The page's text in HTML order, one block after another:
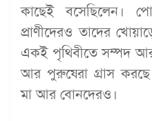
কাছেই বসেছিলেন।
প্রাণীদেরও তাদের
একই পৃথিবীতে সম্পদ আর
আর পুরুষেরা গ্রাস করছে
মা আর বোনদেরও।